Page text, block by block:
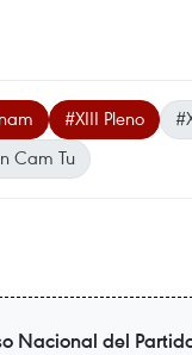
#XIII Pleno
Cam Tu
Nacional del